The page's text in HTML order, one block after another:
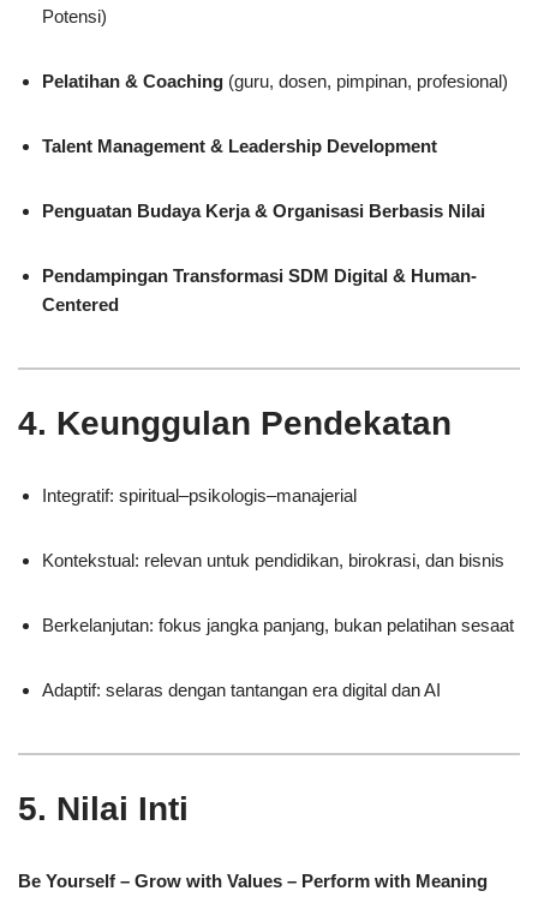
Potensi)
Pelatihan & Coaching (guru, dosen, pimpinan, profesional)
Talent Management & Leadership Development
Penguatan Budaya Kerja & Organisasi Berbasis Nilai
Pendampingan Transformasi SDM Digital & Human-
Centered
4. Keunggulan Pendekatan
Integratif: spiritual–psikologis–manajerial
Kontekstual: relevan untuk pendidikan, birokrasi, dan bisnis
Berkelanjutan: fokus jangka panjang, bukan pelatihan sesaat
Adaptif: selaras dengan tantangan era digital dan AI
5. Nilai Inti
Be Yourself – Grow with Values – Perform with Meaning